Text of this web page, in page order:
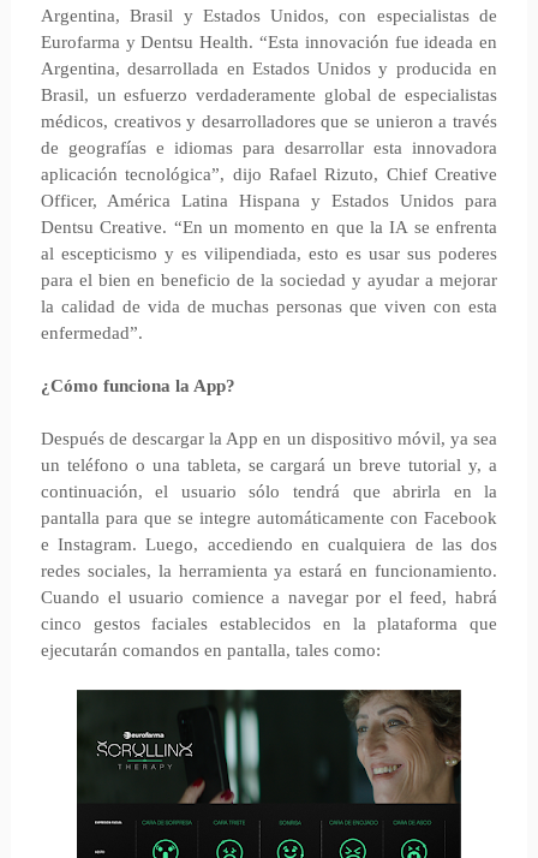
Argentina, Brasil y Estados Unidos, con especialistas de
Eurofarma y Dentsu Health. “Esta innovación fue ideada en
Argentina, desarrollada en Estados Unidos y producida en
Brasil, un esfuerzo verdaderamente global de especialistas
médicos, creativos y desarrolladores que se unieron a través
de geografías e idiomas para desarrollar esta innovadora
aplicación tecnológica”, dijo Rafael Rizuto, Chief Creative
Officer, América Latina Hispana y Estados Unidos para
Dentsu Creative. “En un momento en que la IA se enfrenta
al escepticismo y es vilipendiada, esto es usar sus poderes
para el bien en beneficio de la sociedad y ayudar a mejorar
la calidad de vida de muchas personas que viven con esta
enfermedad”.
¿Cómo funciona la App?
Después de descargar la App en un dispositivo móvil, ya sea
un teléfono o una tableta, se cargará un breve tutorial y, a
continuación, el usuario sólo tendrá que abrirla en la
pantalla para que se integre automáticamente con Facebook
e Instagram. Luego, accediendo en cualquiera de las dos
redes sociales, la herramienta ya estará en funcionamiento.
Cuando el usuario comience a navegar por el feed, habrá
cinco gestos faciales establecidos en la plataforma que
ejecutarán comandos en pantalla, tales como: